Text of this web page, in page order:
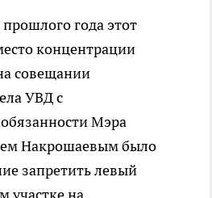
года этот
концентрации
совещании
УВД с
Мэра
Накрошаевым было
запретить левый
участке на